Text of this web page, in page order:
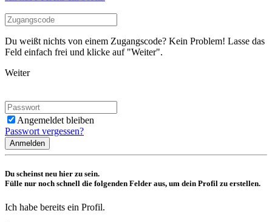
Du weißt nichts von einem Zugangscode? Kein Problem! Lasse das
Feld einfach frei und klicke auf "Weiter".
Weiter
Angemeldet bleiben
Passwort vergessen?
Anmelden
Du scheinst neu hier zu sein.
Fülle nur noch schnell die folgenden Felder aus, um dein Profil zu erstellen.
Ich habe bereits ein Profil.